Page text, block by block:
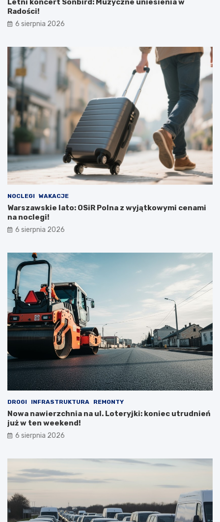
Letni koncert Sonbird: Muzyczne uniesienia w
Radości!
6 sierpnia 2026
NOCLEGI WAKACJE
Warszawskie lato: OSiR Polna z wyjątkowymi cenami
na noclegi!
6 sierpnia 2026
DROGI INFRASTRUKTURA REMONTY
Nowa nawierzchnia na ul. Loteryjki: koniec utrudnień
już w ten weekend!
6 sierpnia 2026